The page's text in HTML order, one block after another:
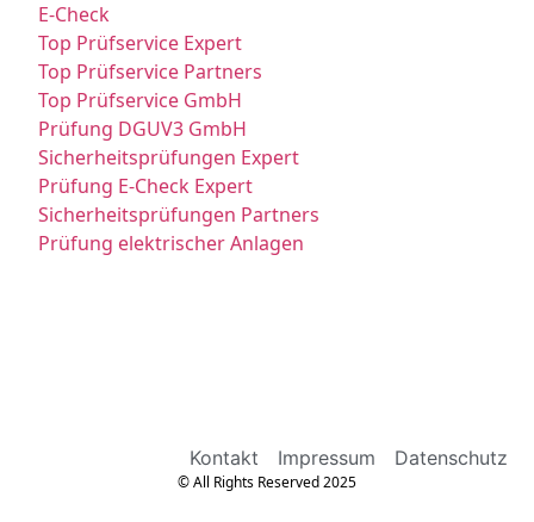
E-Check
Top Prüfservice Expert
Top Prüfservice Partners
Top Prüfservice GmbH
Prüfung DGUV3 GmbH
Sicherheitsprüfungen Expert
Prüfung E-Check Expert
Sicherheitsprüfungen Partners
Prüfung elektrischer Anlagen
Kontakt Impressum Datenschutz
© All Rights Reserved 2025